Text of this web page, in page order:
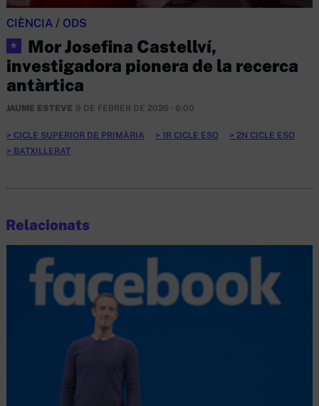
CIÈNCIA / ODS
★
Mor Josefina Castellví,
investigadora pionera de la recerca
antàrtica
JAUME ESTEVE 9 DE FEBRER DE 2026 · 6:00
CICLE SUPERIOR DE PRIMÀRIA 1R CICLE ESO
2N CICLE ESO
BATXILLERAT
Relacionats